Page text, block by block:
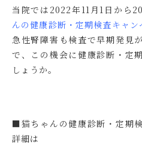
当院では2022年11月1日から
んの健康診断・定期検査キャン
急性腎障害も検査で早期発見
で、この機会に健康診断・定
しょうか。
■猫ちゃんの健康診断・定期
詳細は